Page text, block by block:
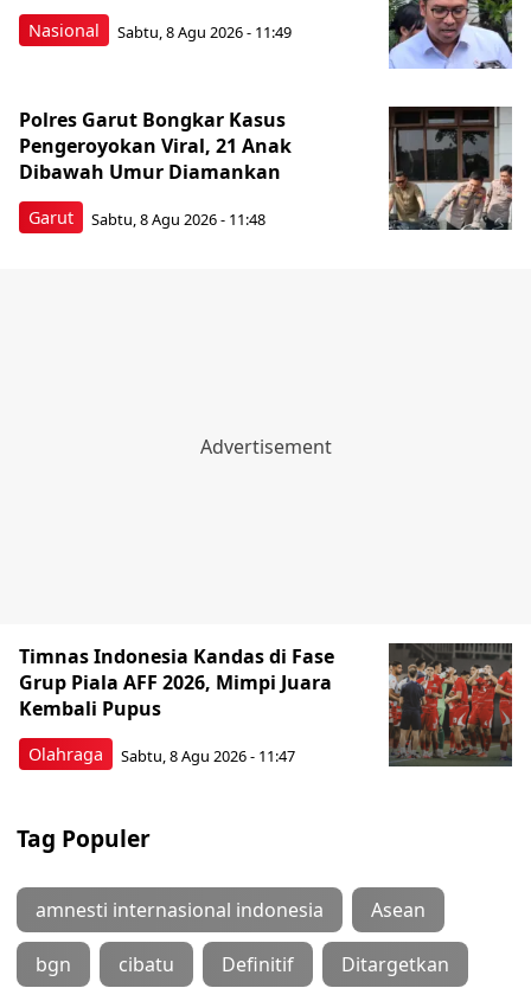
Nasional Sabtu, 8 Agu 2026 - 11:49
Garut
Polres Garut Bongkar Kasus
Pengeroyokan Viral, 21 Anak
Dibawah Umur Diamankan
Sabtu, 8 Agu 2026 - 11:48
Olahraga
Timnas Indonesia Kandas di Fase
Grup Piala AFF 2026, Mimpi Juara
Kembali Pupus
Sabtu, 8 Agu 2026 - 11:47
Tag Populer
amnesti internasional indonesia Asean
bgn cibatu Definitif Ditargetkan